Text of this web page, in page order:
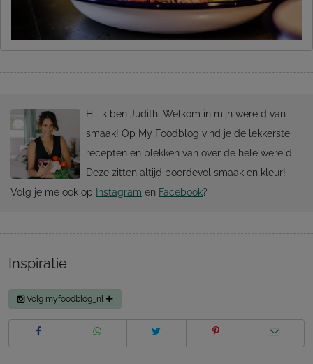
Hi, ik ben Judith. Welkom in mijn wereld van
smaak! Op My Foodblog vind je de lekkerste
recepten en plekken van over de hele wereld.
Deze zitten altijd boordevol smaak en kleur!
Volg je me ook op Instagram en Facebook?
Inspiratie
Volg myfoodblog_nl